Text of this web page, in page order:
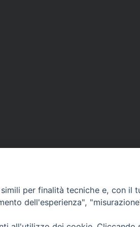
APPUNTAMENTI
VIDEOGALLERY
per finalità tecniche e, con il
dell'esperienza",